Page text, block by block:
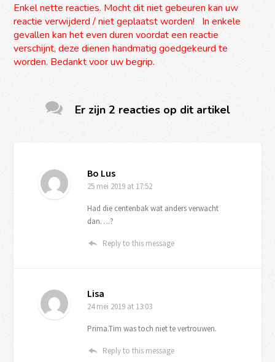
Enkel nette reacties. Mocht dit niet gebeuren kan uw
reactie verwijderd / niet geplaatst worden! In enkele
gevallen kan het even duren voordat een reactie
verschijnt, deze dienen handmatig goedgekeurd te
worden. Bedankt voor uw begrip.
Er zijn 2 reacties op dit artikel
Bo Lus
25 mei 2019 at 17:52
Had die centenbak wat anders verwacht
dan….?
Reply to this message
Lisa
24 mei 2019 at 13:03
Prima.Tim was toch niet te vertrouwen.
Reply to this message